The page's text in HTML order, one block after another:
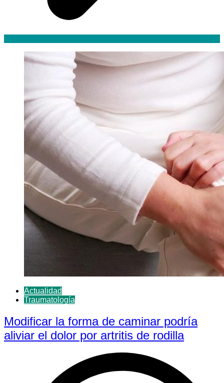
Actualidad
Traumatología
Modificar la forma de caminar podría
aliviar el dolor por artritis de rodilla